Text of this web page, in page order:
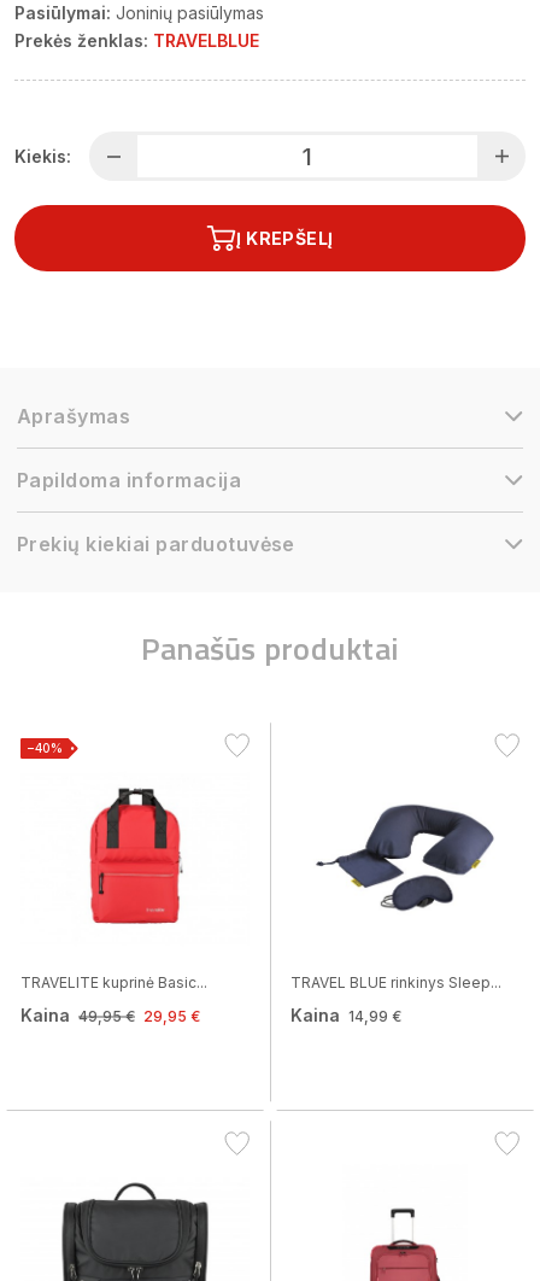
Pasiūlymai: Joninių pasiūlymas
Prekės ženklas: TRAVELBLUE
Kiekis:
Į KREPŠELĮ
Aprašymas
Papildoma informacija
Prekių kiekiai parduotuvėse
Panašūs produktai
−40%
TRAVELITE kuprinė Basic...
Kaina 49,95 € 29,95 €
TRAVEL BLUE rinkinys Sleep...
Kaina 14,99 €